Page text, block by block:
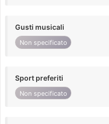
Gusti musicali
Non specificato
Sport preferiti
Non specificato